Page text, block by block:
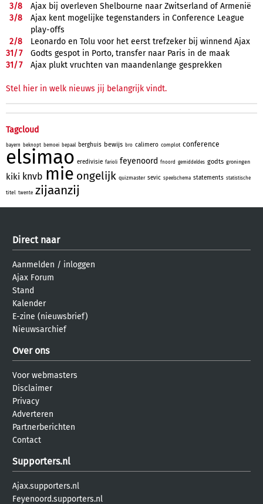
3/8
Ajax bij overleven Shelbourne naar Zwitserland of Armenië
3/8
Ajax kent mogelijke tegenstanders in Conference League
play-offs
2/8
Leonardo en Tolu voor het eerst trefzeker bij winnend Ajax
31/7
Godts gespot in Porto, transfer naar Paris in de maak
31/7 Ajax plukt vruchten van maandenlange gesprekken
Stel hier in welk nieuws jij belangrijk vindt.
Tagcloud
bayern beknopt bemoei bepaal berghuis bewijs bro calimero complot conference
elsimao eredivisie farioli feyenoord fnoord gemiddeldes godts groningen
kiki knvb mie ongelijk quizmaster sevic speelschema statements statistische
titel twente zijaanzij
Direct naar
Aanmelden / inloggen
Ajax Forum
Stand
Kalender
E-zine (nieuwsbrief)
Nieuwsarchief
Over ons
Voor webmasters
Disclaimer
Privacy
Adverteren
Partnerberichten
Contact
Supporters.nl
Ajax.supporters.nl
Feyenoord.supporters.nl